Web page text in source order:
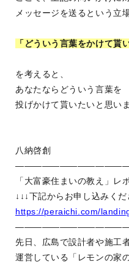
メッセージを送るという立
「どういう言葉をかけて貰
を考えると、
あなたならどういう言葉を
投げかけて貰いたいと思い
八納啓創
「大富豪住まいの教え」レ
↓↓↓下記からお申し込みくだ
https://peraichi.com/
先日、広島で設計者や施工
運営している「レモンの家